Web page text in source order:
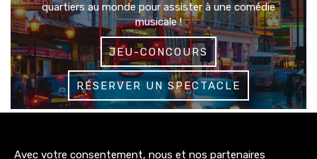
quartiers au monde pour assister à une comédie
musicale !
JEU-CONCOURS
RÉSERVER UN SPECTACLE
3200+
Avec votre consentement, nous et nos partenaires